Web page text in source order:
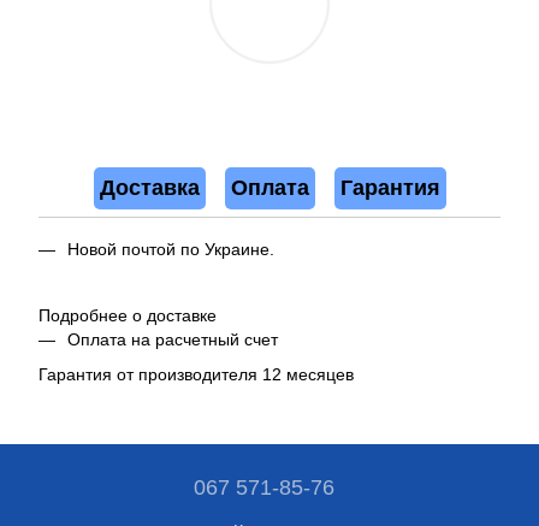
Доставка Оплата Гарантия
Новой почтой по Украине.
Подробнее о доставке
Оплата на расчетный счет
Гарантия от производителя 12 месяцев
067 571-85-76